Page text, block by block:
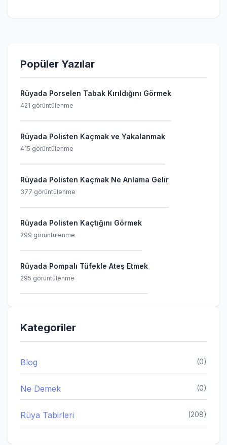
Popüler Yazılar
Rüyada Porselen Tabak Kırıldığını Görmek
421 görüntülenme
Rüyada Polisten Kaçmak ve Yakalanmak
415 görüntülenme
Rüyada Polisten Kaçmak Ne Anlama Gelir
377 görüntülenme
Rüyada Polisten Kaçtığını Görmek
299 görüntülenme
Rüyada Pompalı Tüfekle Ateş Etmek
295 görüntülenme
Kategoriler
Blog (0)
Ne Demek (0)
Rüya Tabirleri (208)